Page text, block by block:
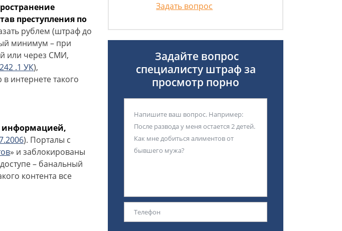
преступления по
рублем (штраф до
минимум – при
или через СМИ,
.1 УК),
интернете такого
информацией,
). Порталы с
» и заблокированы
– банальный
контента все
Задать вопрос
Задайте вопрос
специалисту штраф за
просмотр порно